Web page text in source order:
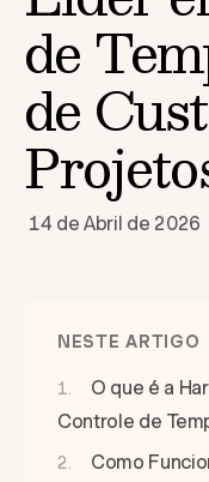
de
de
14 de Abril de 2026
NESTE ARTIGO
O que é a
Controle de
Como